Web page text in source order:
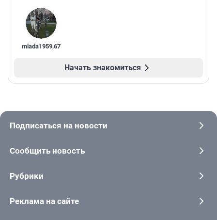
mlada1959,67
Начать знакомиться
Подписаться на новости
Сообщить новость
Рубрики
Реклама на сайте